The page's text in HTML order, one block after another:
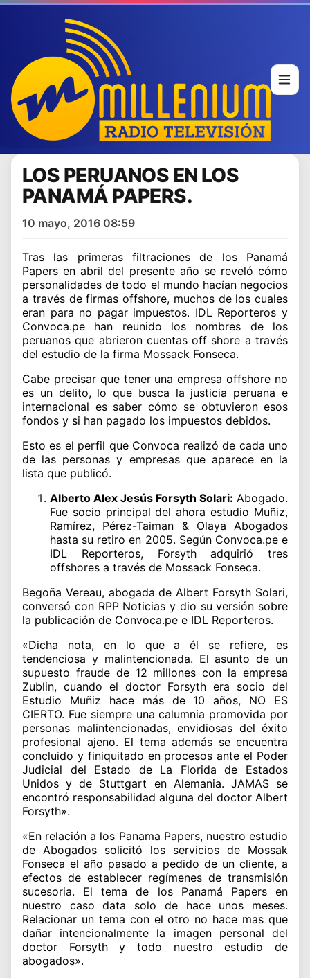
LOS PERUANOS EN LOS
PANAMÁ PAPERS.
10 mayo, 2016 08:59
Tras las primeras filtraciones de los Panamá
Papers en abril del presente año se reveló cómo
personalidades de todo el mundo hacían negocios
a través de firmas offshore, muchos de los cuales
eran para no pagar impuestos. IDL Reporteros y
Convoca.pe han reunido los nombres de los
peruanos que abrieron cuentas off shore a través
del estudio de la firma Mossack Fonseca.
Cabe precisar que tener una empresa offshore no
es un delito, lo que busca la justicia peruana e
internacional es saber cómo se obtuvieron esos
fondos y si han pagado los impuestos debidos.
Esto es el perfil que Convoca realizó de cada uno
de las personas y empresas que aparece en la
lista que publicó.
Alberto Alex Jesús Forsyth Solari: Abogado.
Fue socio principal del ahora estudio Muñiz,
Ramírez, Pérez-Taiman & Olaya Abogados
hasta su retiro en 2005. Según Convoca.pe e
IDL Reporteros, Forsyth adquirió tres
offshores a través de Mossack Fonseca.
Begoña Vereau, abogada de Albert Forsyth Solari,
conversó con RPP Noticias y dio su versión sobre
la publicación de Convoca.pe e IDL Reporteros.
«Dicha nota, en lo que a él se refiere, es
tendenciosa y malintencionada. El asunto de un
supuesto fraude de 12 millones con la empresa
Zublin, cuando el doctor Forsyth era socio del
Estudio Muñiz hace más de 10 años, NO ES
CIERTO. Fue siempre una calumnia promovida por
personas malintencionadas, envidiosas del éxito
profesional ajeno. El tema además se encuentra
concluido y finiquitado en procesos ante el Poder
Judicial del Estado de La Florida de Estados
Unidos y de Stuttgart en Alemania. JAMAS se
encontró responsabilidad alguna del doctor Albert
Forsyth».
«En relación a los Panama Papers, nuestro estudio
de Abogados solicitó los servicios de Mossak
Fonseca el año pasado a pedido de un cliente, a
efectos de establecer regímenes de transmisión
sucesoria. El tema de los Panamá Papers en
nuestro caso data solo de hace unos meses.
Relacionar un tema con el otro no hace mas que
dañar intencionalmente la imagen personal del
doctor Forsyth y todo nuestro estudio de
abogados».